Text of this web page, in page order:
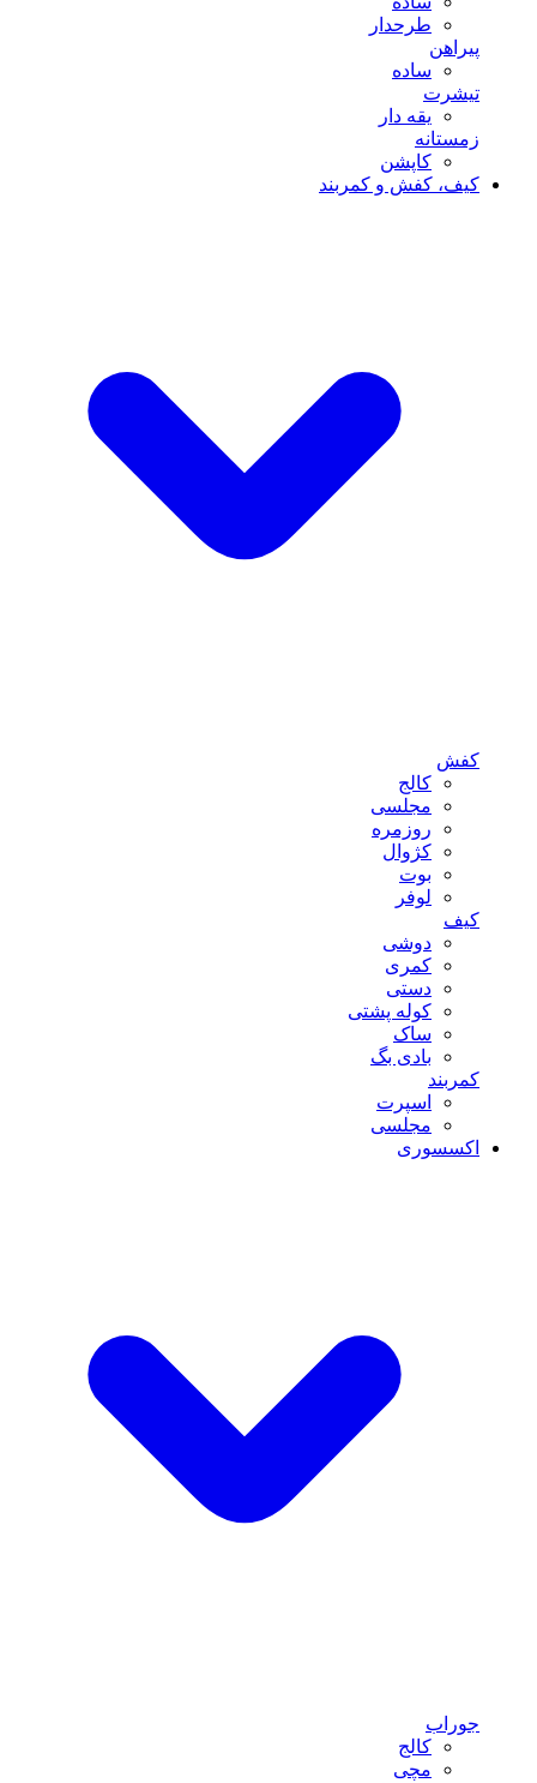
طرحدار
پیراهن
ساده
تیشرت
یقه دار
زمستانه
کاپشن
کیف، کفش و کمربند
کفش
کالج
مجلسی
روزمره
کژوال
بوت
لوفر
کیف
دوشی
کمری
دستی
کوله پشتی
ساک
بادی بگ
کمربند
اسپرت
مجلسی
اکسسوری
جوراب
کالج
مچی